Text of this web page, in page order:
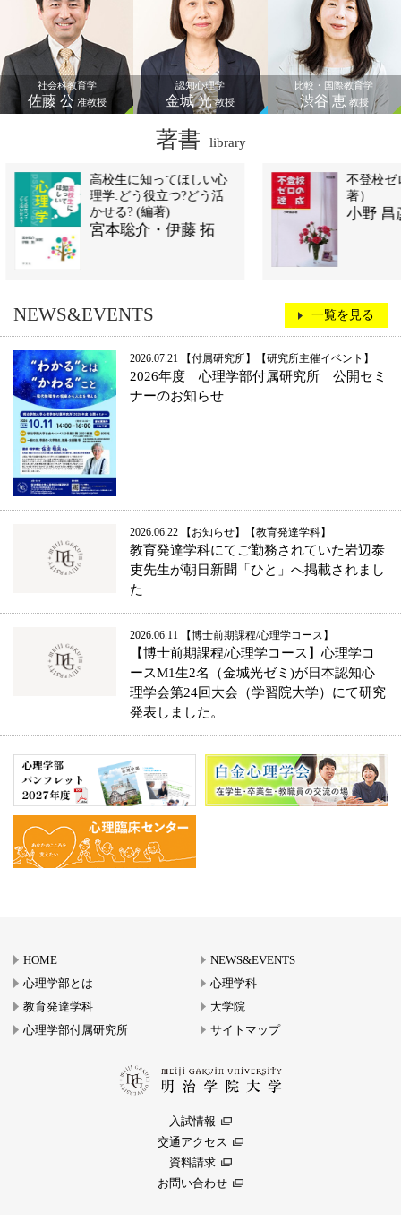
著書 library
しい心
どう活
拓
不登校ゼロの達成（単
著）
小野 昌彦
NEWS&EVENTS 一覧を見る
2026.07.21 付属研究所 研究所主催イベント
2026年度 心理学部付属研究所 公開セミ
ナーのお知らせ
2026.06.22 お知らせ 教育発達学科
教育発達学科にてご勤務されていた岩辺泰
吏先生が朝日新聞「ひと」へ掲載されまし
た
2026.06.11 博士前期課程/心理学コース
【博士前期課程/心理学コース】心理学コ
ースM1生2名（金城光ゼミ)が日本認知心
理学会第24回大会（学習院大学）にて研究
発表しました。
HOME
NEWS&EVENTS
心理学部とは
心理学科
教育発達学科
大学院
心理学部付属研究所
サイトマップ
入試情報
交通アクセス
資料請求
お問い合わせ